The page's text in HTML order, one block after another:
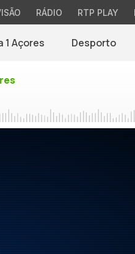
RÁDIO RTP PLAY
1 Açores Desporto